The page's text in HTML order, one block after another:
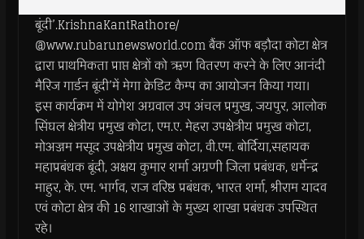
बूंदी’.KrishnaKantRathore/
@www.rubarunewsworld.com बैंक ऑफ बड़ौदा कोटा क्षेत्र
द्वारा प्राथमिकता प्राप्त क्षेत्रों को ऋण वितरण करने के लिए आनंदी
मैरिज गार्डन बूंदी’में मेगा क्रेडिट कैम्प का आयोजन किया गया।
इस कार्यक्रम में योगेश अग्रवाल उप अंचल प्रमुख, जयपुर, आलोक
सिंघल क्षेत्रीय प्रमुख कोटा, एम.ए. मेहरा उपक्षेत्रीय प्रमुख कोटा,
मोअज्जम मसूद उपक्षेत्रीय प्रमुख कोटा, वी.एम. बोर्दिया,सहायक
महाप्रबंधक बूंदी, अक्षय कुमार शर्मा अग्रणी जिला प्रबंधक, धर्मेन्द्र
माहुर, के. एम. भार्गव, राज वरिष्ठ प्रबंधक, भारत शर्मा, श्रीराम यादव
एवं कोटा क्षेत्र की 16 शाखाओं के मुख्य शाखा प्रबंधक उपस्थित
रहे।